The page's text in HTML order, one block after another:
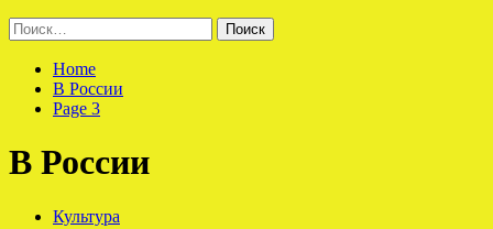
Найти:
Home
В России
Page 3
В России
Культура